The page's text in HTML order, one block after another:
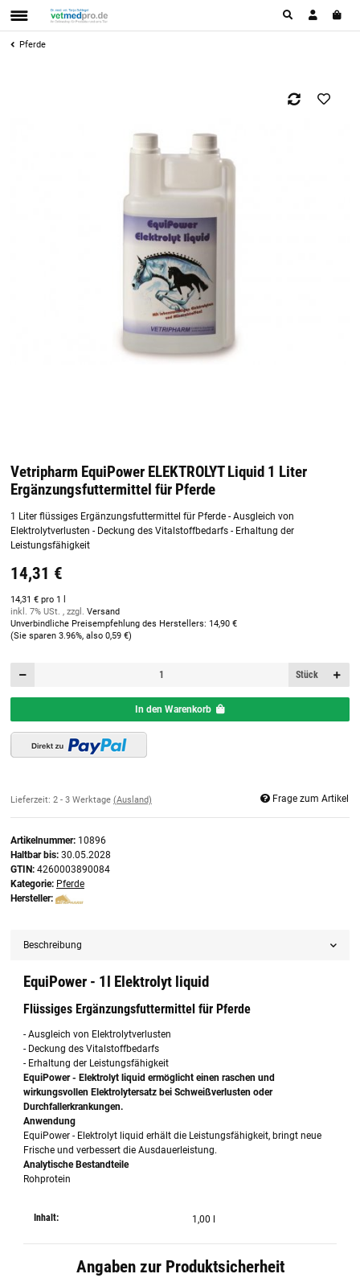
Pferde
Vetripharm EquiPower ELEKTROLYT Liquid 1 Liter
Ergänzungsfuttermittel für Pferde
1 Liter flüssiges Ergänzungsfuttermittel für Pferde - Ausgleich von
Elektrolytverlusten - Deckung des Vitalstoffbedarfs - Erhaltung der
Leistungsfähigkeit
14,31 €
14,31 € pro 1 l
inkl. 7% USt. , zzgl. Versand
Unverbindliche Preisempfehlung des Herstellers: 14,90 €
(Sie sparen 3.96%, also 0,59 €)
Stück
In den Warenkorb
Lieferzeit: 2 - 3 Werktage (Ausland) Frage zum Artikel
Artikelnummer: 10896
Haltbar bis: 30.05.2028
GTIN: 4260003890084
Kategorie: Pferde
Hersteller:
Beschreibung
EquiPower - 1l Elektrolyt liquid
Flüssiges Ergänzungsfuttermittel für Pferde
- Ausgleich von Elektrolytverlusten
- Deckung des Vitalstoffbedarfs
- Erhaltung der Leistungsfähigkeit
EquiPower - Elektrolyt liquid ermöglicht einen raschen und
wirkungsvollen Elektrolytersatz bei Schweißverlusten oder
Durchfallerkrankungen.
Anwendung
EquiPower - Elektrolyt liquid erhält die Leistungsfähigkeit, bringt neue
Frische und verbessert die Ausdauerleistung.
Analytische Bestandteile
Rohprotein
Inhalt: 1,00 l
Angaben zur Produktsicherheit